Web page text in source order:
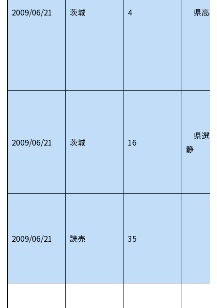
2009/06/21 茨城 4 県高
2009/06/21 茨城 16
県選
静
2009/06/21 読売 35